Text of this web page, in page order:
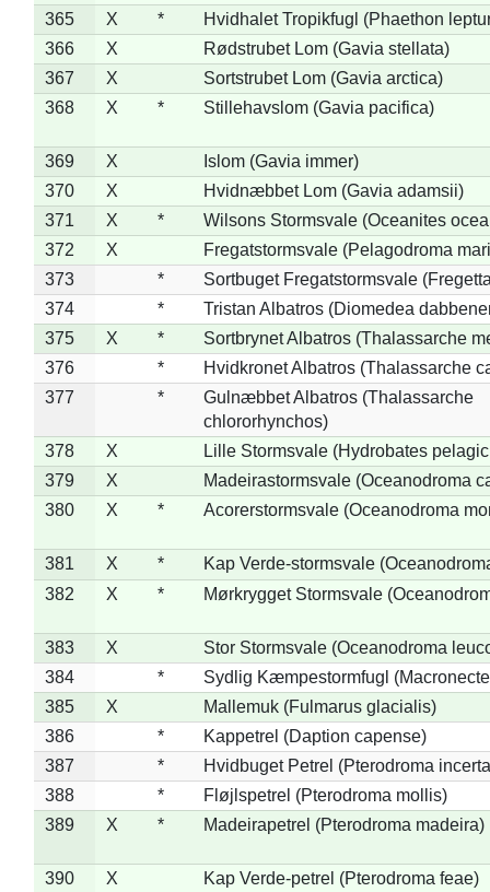
365
X *
Hvidhalet Tropikfugl (Phaethon
366
X
Rødstrubet Lom (Gavia stellata)
367
X
Sortstrubet Lom (Gavia arctica)
368
X * Stillehavslom (Gavia pacifica)
369 X
Islom (Gavia immer)
370
X
Hvidnæbbet Lom (Gavia adamsii)
371
X *
Wilsons Stormsvale (Oceanites
372
X
Fregatstormsvale (Pelagodroma
373
*
Sortbuget Fregatstormsvale
374
*
Tristan Albatros (Diomedea
375
X *
Sortbrynet Albatros (Thalassarche
376
*
Hvidkronet Albatros (Thalassarche
377
*
Gulnæbbet Albatros (Thalassarche
chlororhynchos)
378
X
Lille Stormsvale (Hydrobates
379
X
Madeirastormsvale (Oceanodroma
380
X * Acorerstormsvale (Oceanodroma
381 X *
Kap Verde-stormsvale
382
X * Mørkrygget Stormsvale
383 X
Stor Stormsvale (Oceanodroma
384
*
Sydlig Kæmpestormfugl
385
X
Mallemuk (Fulmarus glacialis)
386
*
Kappetrel (Daption capense)
387
*
Hvidbuget Petrel (Pterodroma
388
*
Fløjlspetrel (Pterodroma mollis)
389
X * Madeirapetrel (Pterodroma madeira)
390 X
Kap Verde-petrel (Pterodroma feae)